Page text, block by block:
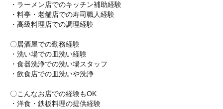
・ラーメン店でのキッチン補助経験
・料亭・老舗店での寿司職人経験
・高級料理店での調理経験
〇居酒屋での勤務経験
・洗い場での皿洗い経験
・食器洗浄での洗い場スタッフ
・飲食店での皿洗いや洗浄
〇こんなお店での経験もOK
・洋食・鉄板料理の提供経験